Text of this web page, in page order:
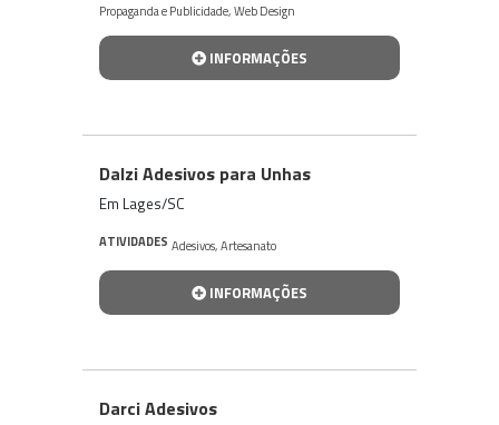
Propaganda e Publicidade,Web Design
INFORMAÇÕES
Dalzi Adesivos para Unhas
Em Lages/SC
ATIVIDADES Adesivos,Artesanato
INFORMAÇÕES
Darci Adesivos